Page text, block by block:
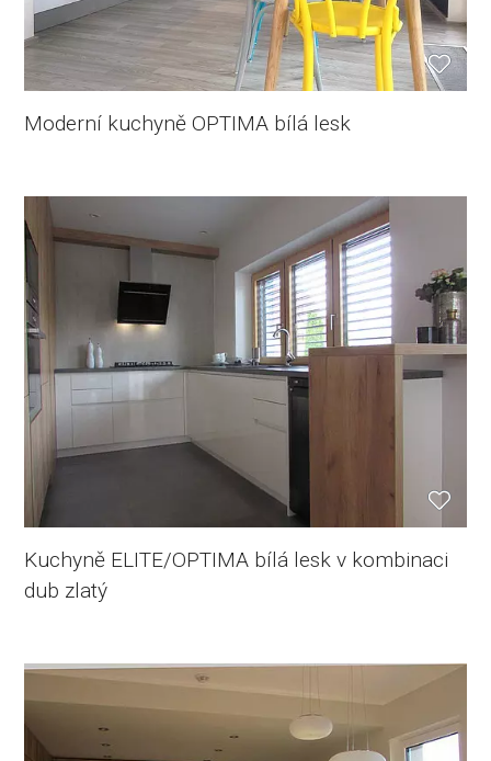
Moderní kuchyně OPTIMA bílá lesk
Kuchyně ELITE/OPTIMA bílá lesk v kombinaci
dub zlatý